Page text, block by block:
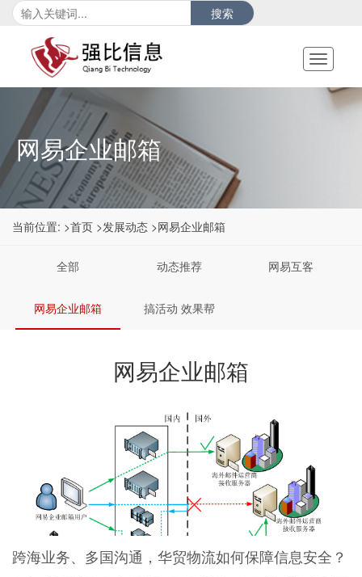
搜索
Toggle
网易企业邮箱
当前位置: >首页 >发展动态 >网易企业邮箱
全部 动态推荐 网易互客
网易企业邮箱 搞活动 效果帮
网易企业邮箱
跨海业务、多国沟通，华贸物流如何保障信息安全？